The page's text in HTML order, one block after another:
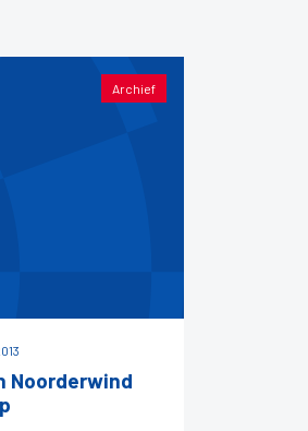
Archief
Noorderwind